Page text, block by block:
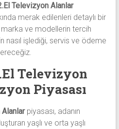
Televizyon Alanlar
merak edilenleri detaylı bir
ve modellerin tercih
nasıl işlediği, servis ve ödeme
Televizyon
Piyasası
piyasası, adanın
yaşlı ve orta yaşlı